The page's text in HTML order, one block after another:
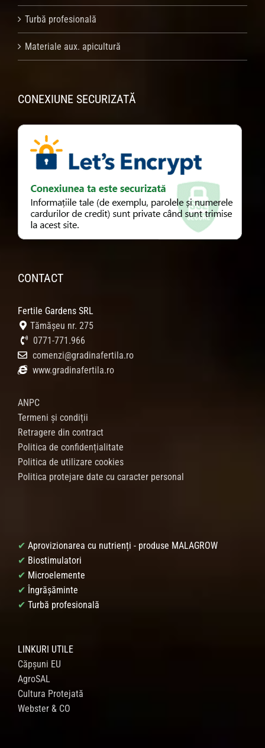
Turbă profesională
Materiale aux. apicultură
CONEXIUNE SECURIZATĂ
CONTACT
Fertile Gardens SRL
Tămășeu nr. 275
0771-771.966
comenzi@gradinafertila.ro
www.gradinafertila.ro
ANPC
Termeni și condiții
Retragere din contract
Politica de confidențialitate
Politica de utilizare cookies
Politica protejare date cu caracter personal
✔ Aprovizionarea cu nutrienți - produse MALAGROW
✔ Biostimulatori
✔ Microelemente
✔ Îngrășăminte
✔ Turbă profesională
LINKURI UTILE
Căpșuni EU
AgroSAL
Cultura Protejată
Webster & CO